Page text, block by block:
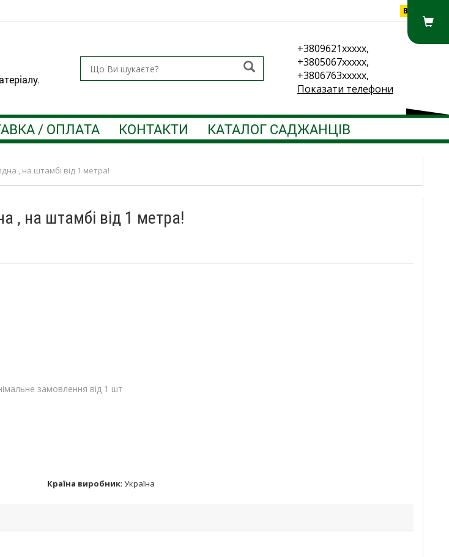
Вхід
+3809621xxxxx,
+3805067xxxxx,
+3806763xxxxx,
Показати телефони
/ ОПЛАТА КОНТАКТИ КАТАЛОГ САДЖАНЦІВ
, на штамбі від 1 метра!
, на штамбі від 1 метра!
замовлення від 1 шт
Країна виробник: Україна